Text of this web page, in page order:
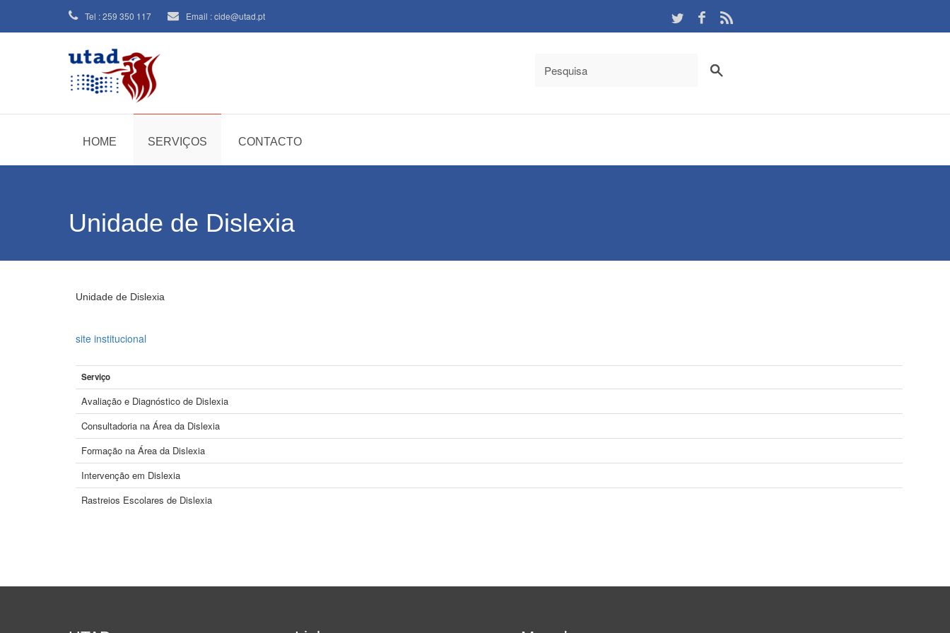
Tel : 259 350 117 Email : cide@utad.pt
HOME SERVIÇOS CONTACTO
Unidade de Dislexia
Unidade de Dislexia
site institucional
Serviço
Avaliação e Diagnóstico de Dislexia
Consultadoria na Área da Dislexia
Formação na Área da Dislexia
Intervenção em Dislexia
Rastreios Escolares de Dislexia